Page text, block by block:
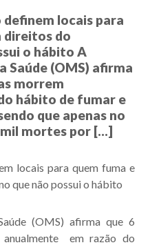
definem locais para
direitos do
o hábito A
Saúde (OMS) afirma
morrem
hábito de fumar e
que apenas no
mil mortes por […]
locais para quem fuma e
que não possui o hábito
(OMS) afirma que 6
anualmente em razão do